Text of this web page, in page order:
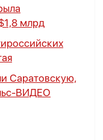
млрд
Саратовскую,
ВИДЕО